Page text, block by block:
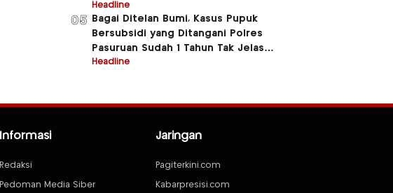
Untuk Beberapa Anggota Polres
Pasuruan
Headline
05
Bagai Ditelan Bumi, Kasus Pupuk
Bersubsidi yang Ditangani Polres
Pasuruan Sudah 1 Tahun Tak Jelas
Jluntrungnya
Headline
Informasi
Redaksi
Pedoman Media Siber
Jaringan
Pagiterkini.com
Kabarpresisi.com